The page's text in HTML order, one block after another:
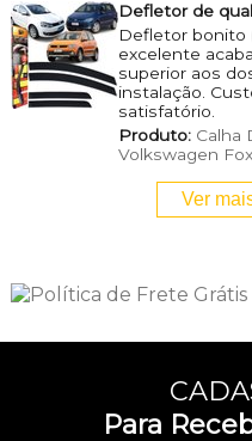
Defletor de
Defletor bonito
excelente
superior aos
instalação.
satisfatório.
Produto:Calha
Volkswagen
Ver
Para